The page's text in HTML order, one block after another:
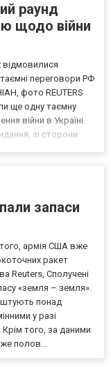
раунд
щодо війни
відмовилися
переговори РФ
фото REUTERS
ще одну таємну
війни в Україні.
зі сторони
запаси
армія США вже
ракет
Reuters, Сполучені
«земля – земля».
понад
у разі
того, за даними
полов...